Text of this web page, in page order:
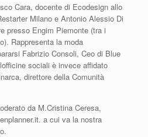
Cara, docente di Ecodesign allo
Milano e Antonio Alessio Di
presso Engim Piemonte (tra i
Rappresenta la moda
Fabrizio Consoli, Ceo di Blue
sociali è invece affidato
direttore della Comunità
da M.Cristina Ceresa,
a cui va la nostra